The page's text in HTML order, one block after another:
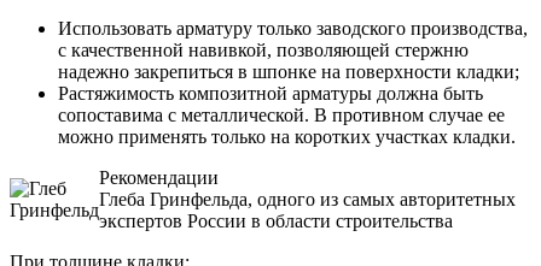
Использовать арматуру только заводского производства,
с качественной навивкой, позволяющей стержню
надежно закрепиться в шпонке на поверхности кладки;
Растяжимость композитной арматуры должна быть
сопоставима с металлической. В противном случае ее
можно применять только на коротких участках кладки.
Рекомендации
Глеба Гринфельда, одного из самых авторитетных
экспертов России в области строительства